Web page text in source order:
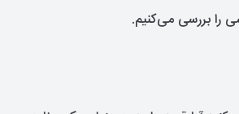
را بررسی می‌کنیم.